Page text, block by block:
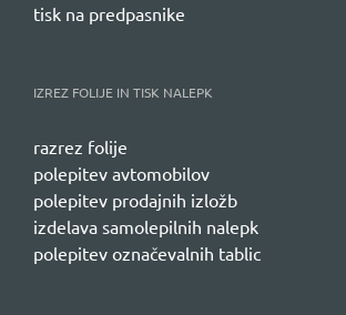
tisk na predpasnike
IZREZ FOLIJE IN TISK NALEPK
razrez folije
polepitev avtomobilov
polepitev prodajnih izložb
izdelava samolepilnih nalepk
polepitev označevalnih tablic